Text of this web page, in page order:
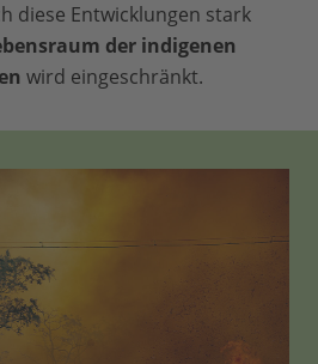
diese Entwicklungen stark
der indigenen
wird eingeschränkt.